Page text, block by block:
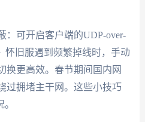
：可开启客户端的UDP-over-
怀旧服遇到频繁掉线时，手动
换更高效。春节期间国内网
过拥堵主干网。这些小技巧